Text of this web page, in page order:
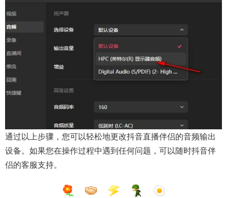
通过以上步骤，您可以轻松地更改抖音直播伴侣的音频输出
设备。如果您在操作过程中遇到任何问题，可以随时抖音伴
侣的客服支持。